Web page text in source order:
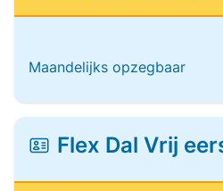
Maandelijks opzegbaar
Flex Dal Vrij